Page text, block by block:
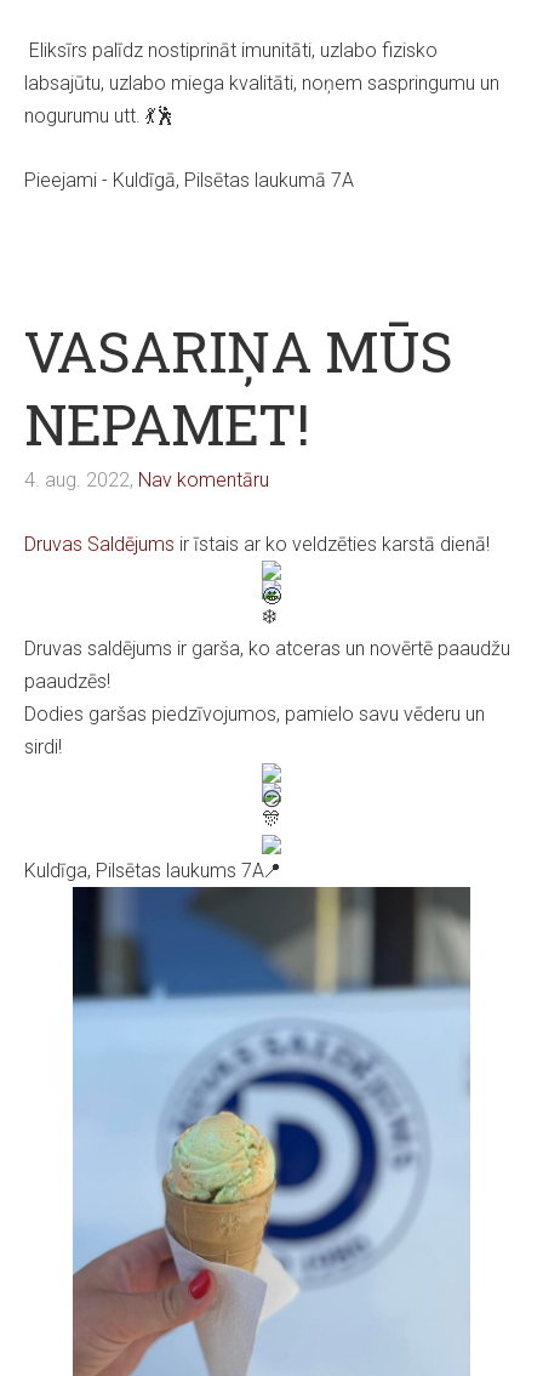
Eliksīrs palīdz nostiprināt imunitāti, uzlabo fizisko
labsajūtu, uzlabo miega kvalitāti, noņem saspringumu un
nogurumu utt. 💃🕺
Pieejami - Kuldīgā, Pilsētas laukumā 7A
VASARIŅA MŪS
NEPAMET!
4. aug. 2022, Nav komentāru
Druvas Saldējums ir īstais ar ko veldzēties karstā dienā!
Druvas saldējums ir garša, ko atceras un novērtē paaudžu
paaudzēs!
Dodies garšas piedzīvojumos, pamielo savu vēderu un
sirdi!
Kuldīga, Pilsētas laukums 7A